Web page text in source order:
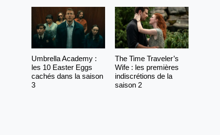
Umbrella Academy :
les 10 Easter Eggs
cachés dans la saison
3
The Time Traveler’s
Wife : les premières
indiscrétions de la
saison 2